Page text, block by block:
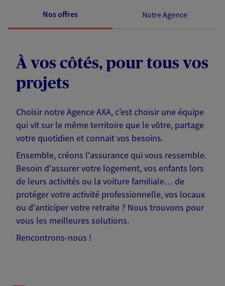
Nos offres Notre Agence
À vos côtés, pour tous vos
projets
Choisir notre Agence AXA, c’est choisir une équipe
qui vit sur le même territoire que le vôtre, partage
votre quotidien et connait vos besoins.
Ensemble, créons l'assurance qui vous ressemble.
Besoin d'assurer votre logement, vos enfants lors
de leurs activités ou la voiture familiale… de
protéger votre activité professionnelle, vos locaux
ou d'anticiper votre retraite ? Nous trouvons pour
vous les meilleures solutions.
Rencontrons-nous !